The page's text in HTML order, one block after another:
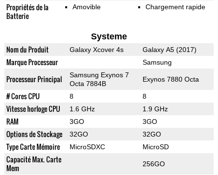
Propriétés de la
Batterie
Amovible Chargement rapide
Systeme
Nom du Produit Galaxy Xcover 4s Galaxy A5 (2017)
Marque Processeur Samsung
Processeur Principal
Samsung Exynos 7
Octa 7884B
Exynos 7880 Octa
# Cores CPU 8 8
Vitesse horloge CPU 1.6 GHz 1.9 GHz
RAM 3GO 3GO
Options de Stockage 32GO 32GO
Type Carte Mémoire MicroSDXC MicroSD
Capacité Max. Carte
Mem
256GO